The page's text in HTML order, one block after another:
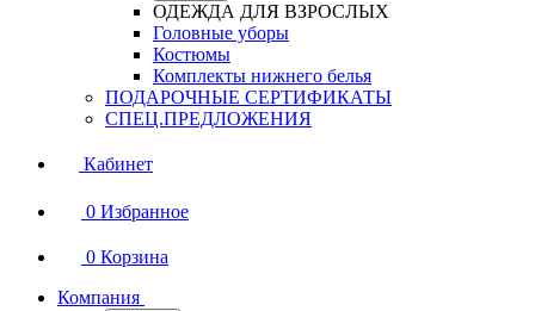
ОДЕЖДА ДЛЯ ВЗРОСЛЫХ
Головные уборы
Костюмы
Комплекты нижнего белья
ПОДАРОЧНЫЕ СЕРТИФИКАТЫ
СПЕЦ.ПРЕДЛОЖЕНИЯ
Кабинет
0 Избранное
0 Корзина
Компания